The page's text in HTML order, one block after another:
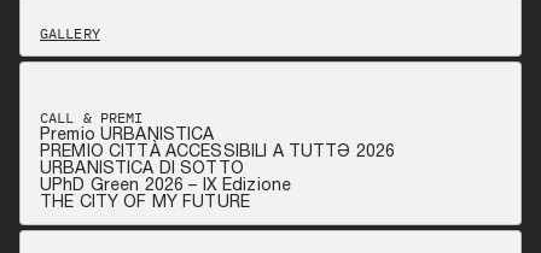
GALLERY
CALL & PREMI
Premio URBANISTICA
PREMIO CITTÀ ACCESSIBILI A TUTTƏ 2026
URBANISTICA DI SOTTO
UPhD Green 2026 – IX Edizione
THE CITY OF MY FUTURE